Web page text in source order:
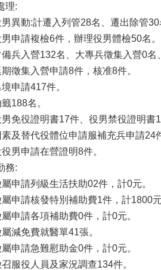
理:
男異動:計遷入列管28名、遷出除管
申請複檢6件，辦理役男體檢50名。
備兵入營132名、大專兵徵集入營0
徵集入營申請8件，核准8件。
申請417件。
188名。
免役證明書17件、役男禁役證明書1
及替代役體位申請服補充兵申請24
男申請在營證明8件。
務:
申請列級生活扶助02件，計0元。
申請核發特別補助費1件，計1800元
申請各項補助費0件，計0元。
減免費就醫單41張。
申請急難慰助金0件，計0元。
服役人員及家況調查134件。